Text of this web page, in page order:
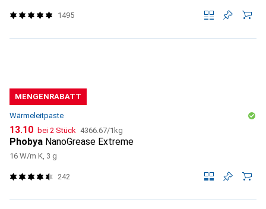
1495
MENGENRABATT
Wärmeleitpaste
CHF
13.10 bei 2 Stück CHF
4366.67/1kg
Phobya NanoGrease Extreme
16 W/m K, 3 g
242